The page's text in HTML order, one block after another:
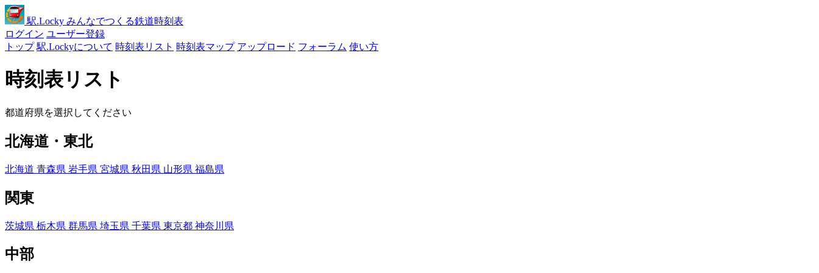
駅.Locky みんなでつくる鉄道時刻表
ログイン ユーザー登録
トップ 駅.Lockyについて 時刻表リスト 時刻表マップ アップロード フォーラム 使い方
時刻表リスト
都道府県を選択してください
北海道・東北
北海道 青森県 岩手県 宮城県 秋田県 山形県 福島県
関東
茨城県 栃木県 群馬県 埼玉県 千葉県 東京都 神奈川県
中部